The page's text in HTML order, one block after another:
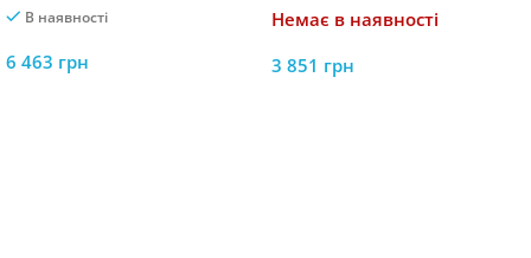
4012 – Компактний і
В наявності
6 463 грн
для Ваших Приладів
Немає в наявності
3 851 грн